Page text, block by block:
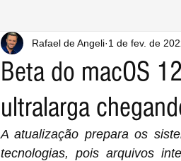
Beta do macOS
ultralarga
Rafael de Angeli 1 de fev. de
A atualização prepara os
tecnologias, pois arquivos